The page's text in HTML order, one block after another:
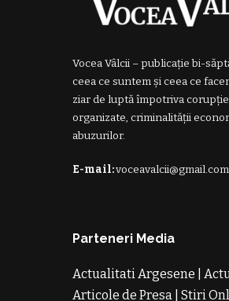
Vocea Vâlcii – publicație bi-
ceea ce suntem și ceea ce
ziar de luptă împotriva
organizate, criminalității
abuzurilor.
E-mail:voceavalcii@gmail.com
Parteneri Media
Actualitati Argesene
Articole de Presa
Stiri